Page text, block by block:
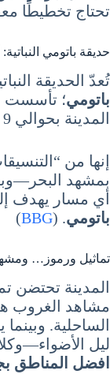
تحتاج تخطيطًا
حديقة باتومي
تُعدّ الحديقة
باتومي
المدينة بحوالي 9 كم، وتشتهر بتنوع نباتي عالمـي.
إنها من
بمشهد
أي مسار يهدف
باتومي. (
BBG
)
تماثيل ورموز…
المدينة تحتضن
مشاهد الغروب
الساحلية.
ليل
افضل المناطق